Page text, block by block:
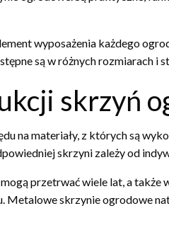
wyposażenia każdego
są w różnych rozmiarach i
skrzyń
na materiały, z których są
skrzyni zależy od
przetrwać wiele lat, a
Metalowe skrzynie ogrodowe